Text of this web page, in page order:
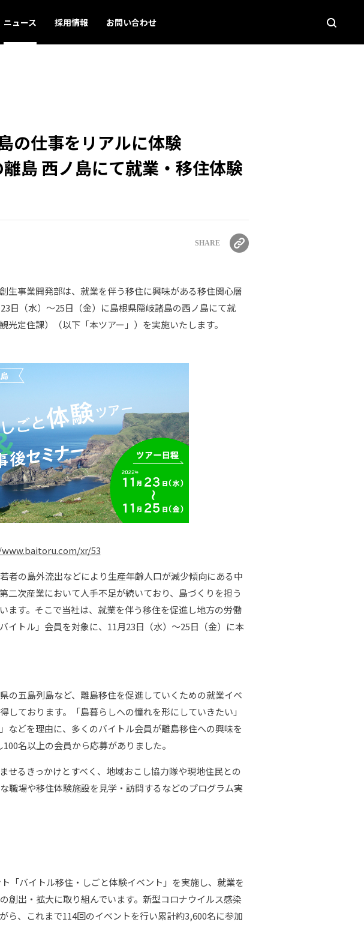
ニュース 採用情報 お問い合わせ
の仕事をリアルに体験
島 西ノ島にて就業・移住体験
SHARE
生事業開発部は、就業を伴う移住に興味がある移住関心層
日（水）～25日（金）に島根県隠岐諸島の西ノ島にて就
定住課）（以下「本ツアー」）を実施いたします。
xr/53
者の島外流出などにより生産年齢人口が減少傾向にある中
二次産業において人手不足が続いており、島づくりを担う
ます。そこで当社は、就業を伴う移住を促進し地方の労働
イトル」会員を対象に、11月23日（水）～25日（金）に本
の五島列島など、離島移住を促進していくための就業イベ
しております。「島暮らしへの憧れを形にしていきたい」
などを理由に、多くのバイトル会員が離島移住への興味を
名以上の会員から応募がありました。
るきっかけとすべく、地域おこし協力隊や現地住民との
職場や移住体験施設を見学・訪問するなどのプログラム実
「バイトル移住・しごと体験イベント」を実施し、就業を
創出・拡大に取り組んでいます。新型コロナウイルス感染
ら、これまで114回のイベントを行い累計約3,600名に参加